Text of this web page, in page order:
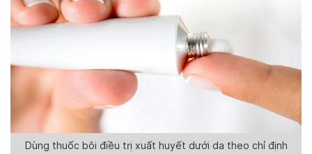
Dùng thuốc bôi điều trị xuất huyết dưới da theo chỉ định